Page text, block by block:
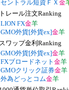
セントラル短資ＦＸ 金
LION FX金羊
GMO外貨[外貨ex]金羊
GMO外貨[外貨ex]金羊
FXブロードネット 金羊
GMOクリック証券金羊
外為どっとコム金羊